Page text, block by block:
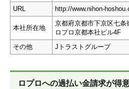
URL
http://www.nihon-
本社所在地
京都府京都市下京区七
ロプロ京都本社ビル4F
その他
Jトラストグループ
ロプロへの過払い金請求が得